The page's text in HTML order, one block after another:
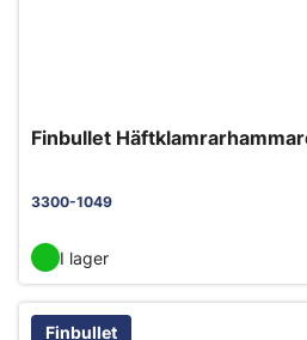
Finbullet
3300-1049
I lager
Finbullet